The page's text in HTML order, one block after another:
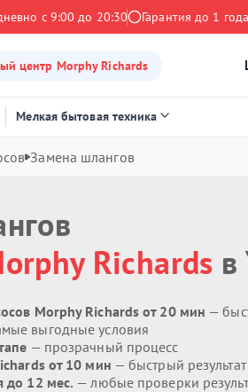
с 9:00 до 20:30 Гарантия до 1 года
центр Morphy Richards
Мелкая бытовая техника
Замена шлангов
Richards в
Morphy Richards от 20 мин —
выгодные условия
— прозрачный процесс
от 10 мин — быстрый результат
до 12 мес. — любые проверки